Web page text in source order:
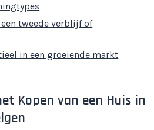
tweede verblijf of
in een groeiende markt
Kopen van een Huis in